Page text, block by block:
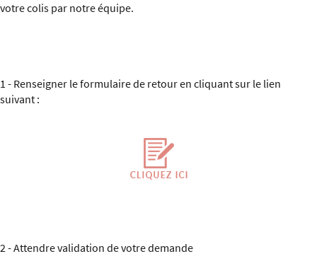
votre colis par notre équipe.
1 - Renseigner le formulaire de retour en cliquant sur le lien
suivant :
2 - Attendre validation de votre demande